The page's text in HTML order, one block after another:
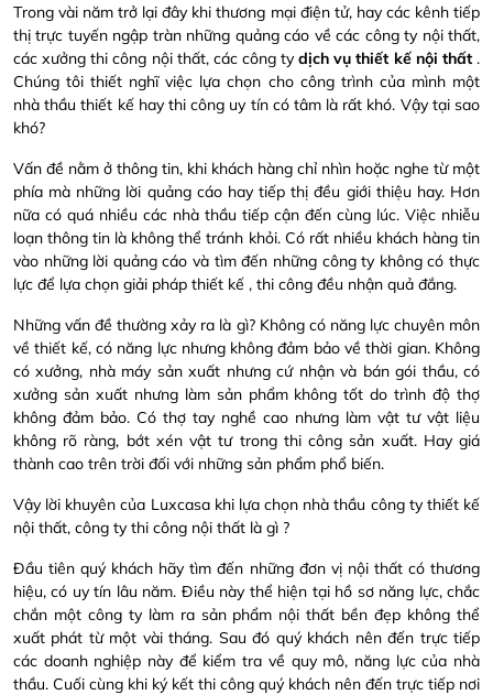
Trong vài năm trở lại đây khi thương mại điện tử, hay các kênh tiếp
thị trực tuyến ngập tràn những quảng cáo về các công ty nội thất,
các xưởng thi công nội thất, các công tydịch vụ thiết kế nội thất.
Chúng tôi thiết nghĩ việc lựa chọn cho công trình của mình một
nhà thầu thiết kế hay thi công uy tín có tâm là rất khó. Vậy tại sao
khó?
Vấn đề nằm ở thông tin, khi khách hàng chỉ nhìn hoặc nghe từ một
phía mà những lời quảng cáo hay tiếp thị đều giới thiệu hay. Hơn
nữa có quá nhiều các nhà thầu tiếp cận đến cùng lúc. Việc nhiễu
loạn thông tin là không thể tránh khỏi. Có rất nhiều khách hàng tin
vào những lời quảng cáo và tìm đến những công ty không có thực
lực để lựa chọn giải pháp thiết kế , thi công đều nhận quả đắng.
Những vấn đề thường xảy ra là gì? Không có năng lực chuyên môn
về thiết kế, có năng lực nhưng không đảm bảo về thời gian. Không
có xưởng, nhà máy sản xuất nhưng cứ nhận và bán gói thầu, có
xưởng sản xuất nhưng làm sản phẩm không tốt do trình độ thợ
không đảm bảo. Có thợ tay nghề cao nhưng làm vật tư vật liệu
không rõ ràng, bớt xén vật tư trong thi công sản xuất. Hay giá
thành cao trên trời đối với những sản phẩm phổ biến.
Vậy lời khuyên của Luxcasa khi lựa chọn nhà thầu công ty thiết kế
nội thất, công ty thi công nội thất là gì ?
Đầu tiên quý khách hãy tìm đến những đơn vị nội thất có thương
hiệu, có uy tín lâu năm. Điều này thể hiện tại hồ sơ năng lực, chắc
chắn một công ty làm ra sản phẩm nội thất bền đẹp không thể
xuất phát từ một vài tháng. Sau đó quý khách nên đến trực tiếp
các doanh nghiệp này để kiểm tra về quy mô, năng lực của nhà
thầu. Cuối cùng khi ký kết thi công quý khách nên đến trực tiếp nơi